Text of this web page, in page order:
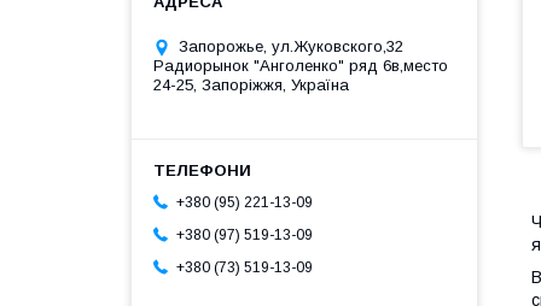
Запорожье, ул.Жуковского,32
Радиорынок "Анголенко" ряд 6в,место
24-25, Запоріжжя, Україна
+380 (95) 221-13-09
+380 (97) 519-13-09
+380 (73) 519-13-09